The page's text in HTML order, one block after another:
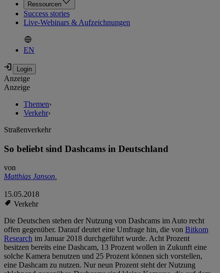
Ressourcen
Success stories
Live-Webinars & Aufzeichnungen
EN
Anzeige
Anzeige
Themen›
Verkehr›
Straßenverkehr
So beliebt sind Dashcams in Deutschland
von
Matthias Janson,
15.05.2018
Verkehr
Die Deutschen stehen der Nutzung von Dashcams im Auto recht
offen gegenüber. Darauf deutet eine Umfrage hin, die von Bitkom
Research im Januar 2018 durchgeführt wurde. Acht Prozent
besitzen bereits eine Dashcam, 13 Prozent wollen in Zukunft eine
solche Kamera benutzen und 25 Prozent können sich vorstellen,
eine Dashcam zu nutzen. Nur neun Prozent steht der Nutzung